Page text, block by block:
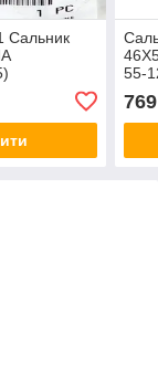
Сальник
55-
769